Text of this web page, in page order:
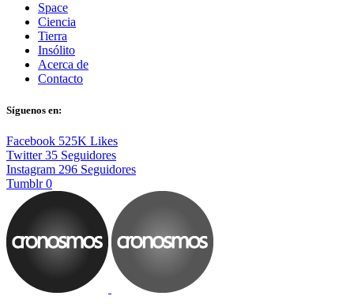
Space
Ciencia
Tierra
Insólito
Acerca de
Contacto
Síguenos en:
Facebook 525K Likes
Twitter 35 Seguidores
Instagram 296 Seguidores
Tumblr 0